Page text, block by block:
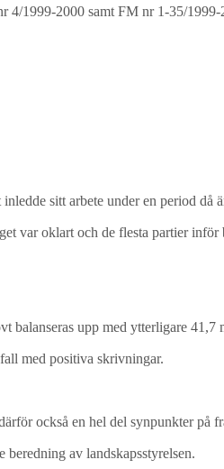
4/1999-2000 samt FM nr 1-35/1999-
sitt arbete under en period då
var oklart och de flesta partier
balanseras upp med ytterligare
med positiva skrivningar.
också en hel del synpunkter på
av landskapsstyrelsen.